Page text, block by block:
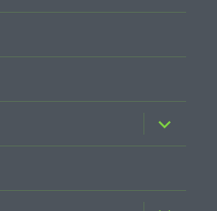
ouvrir
le
sous-
ouvrir